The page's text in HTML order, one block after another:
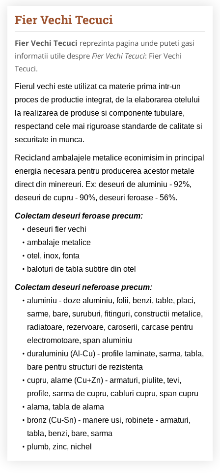
Fier Vechi Tecuci
Fier Vechi Tecuci reprezinta pagina unde puteti gasi
informatii utile despre Fier Vechi Tecuci: Fier Vechi
Tecuci.
Fierul vechi este utilizat ca materie prima intr-un
proces de productie integrat, de la elaborarea otelului
la realizarea de produse si componente tubulare,
respectand cele mai riguroase standarde de calitate si
securitate in munca.
Recicland ambalajele metalice econimisim in principal
energia necesara pentru producerea acestor metale
direct din minereuri. Ex: deseuri de aluminiu - 92%,
deseuri de cupru - 90%, deseuri feroase - 56%.
Colectam deseuri feroase precum:
deseuri fier vechi
ambalaje metalice
otel, inox, fonta
baloturi de tabla subtire din otel
Colectam deseuri neferoase precum:
aluminiu - doze aluminiu, folii, benzi, table, placi,
sarme, bare, suruburi, fitinguri, constructii metalice,
radiatoare, rezervoare, caroserii, carcase pentru
electromotoare, span aluminiu
duraluminiu (Al-Cu) - profile laminate, sarma, tabla,
bare pentru structuri de rezistenta
cupru, alame (Cu+Zn) - armaturi, piulite, tevi,
profile, sarma de cupru, cabluri cupru, span cupru
alama, tabla de alama
bronz (Cu-Sn) - manere usi, robinete - armaturi,
tabla, benzi, bare, sarma
plumb, zinc, nichel